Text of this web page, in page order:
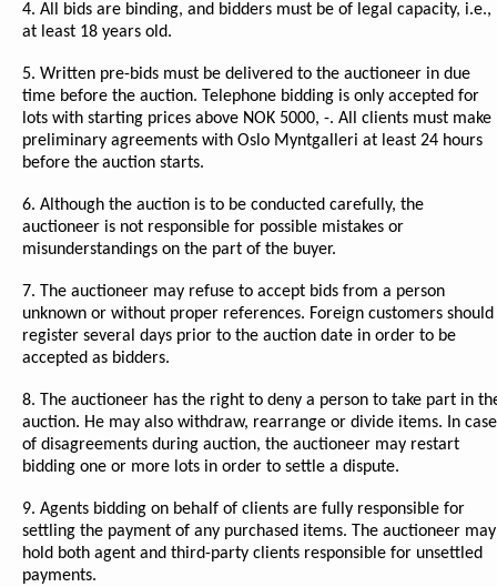
4. All bids are binding, and bidders must be of legal capacity, i.e.,
at least 18 years old.
5. Written pre-bids must be delivered to the auctioneer in due
time before the auction. Telephone bidding is only accepted for
lots with starting prices above NOK 5000, -. All clients must make
preliminary agreements with Oslo Myntgalleri at least 24 hours
before the auction starts.
6. Although the auction is to be conducted carefully, the
auctioneer is not responsible for possible mistakes or
misunderstandings on the part of the buyer.
7. The auctioneer may refuse to accept bids from a person
unknown or without proper references. Foreign customers should
register several days prior to the auction date in order to be
accepted as bidders.
8. The auctioneer has the right to deny a person to take part in
auction. He may also withdraw, rearrange or divide items. In case
of disagreements during auction, the auctioneer may restart
bidding one or more lots in order to settle a dispute.
9. Agents bidding on behalf of clients are fully responsible for
settling the payment of any purchased items. The auctioneer may
hold both agent and third-party clients responsible for unsettled
payments.